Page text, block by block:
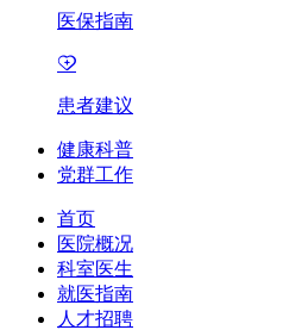
医保指南
患者建议
健康科普
党群工作
首页
医院概况
科室医生
就医指南
人才招聘